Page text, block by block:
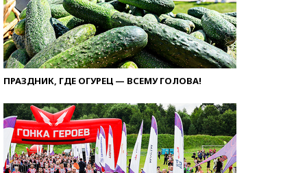
ПРАЗДНИК, ГДЕ ОГУРЕЦ — ВСЕМУ ГОЛОВА!